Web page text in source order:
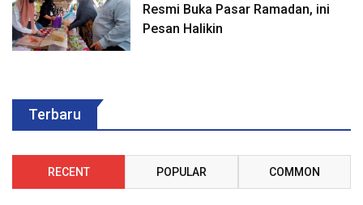
Resmi Buka Pasar Ramadan, ini
Pesan Halikin
Terbaru
RECENT POPULAR COMMON